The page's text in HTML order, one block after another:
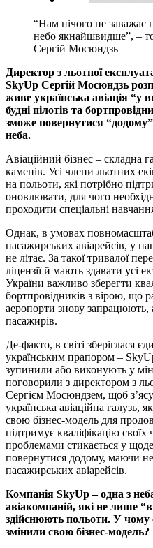
“Нам нічого не заважає
небо якнайшвидше”, –
Сергій Мосюндзь
Директор з льотної
SkyUp Сергій Мосюндзь
живе українська авіація “у
будні пілотів та
зможе повернутися “додому”
неба.
Авіаційний бізнес – складна
каменів. Усі члени льотних
на польоти, які потрібно
оновлювати, для чого
проходити спеціальні
Однак, в умовах
пасажирських авіарейсів, у
не літає. За такої тривалої
ліцензії й мають здавати усі
України важливо зберегти
бортпровідників з вірою, що
аеропорти знову запрацюють,
пасажирів.
Де-факто, в світі зберіглася
українським прапором –
зупинили або виконують у
поговорили з директором з
Сергієм Мосюндзем, щоб
українська авіаційна галузь,
свою бізнес-модель для
підтримує кваліфікацію своїх
проблемами стикається у
повернутися додому, маючи
пасажирських авіарейсів.
Компанія SkyUp – одна з
авіакомпаній, які не лише
здійснюють польоти. У чому
змінили свою бізнес-модель?